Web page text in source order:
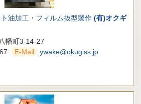
油加工・フィルム抜型製作 (有)オクギ
幡町3-14-27
E-Mail
ywake@okugiss.jp